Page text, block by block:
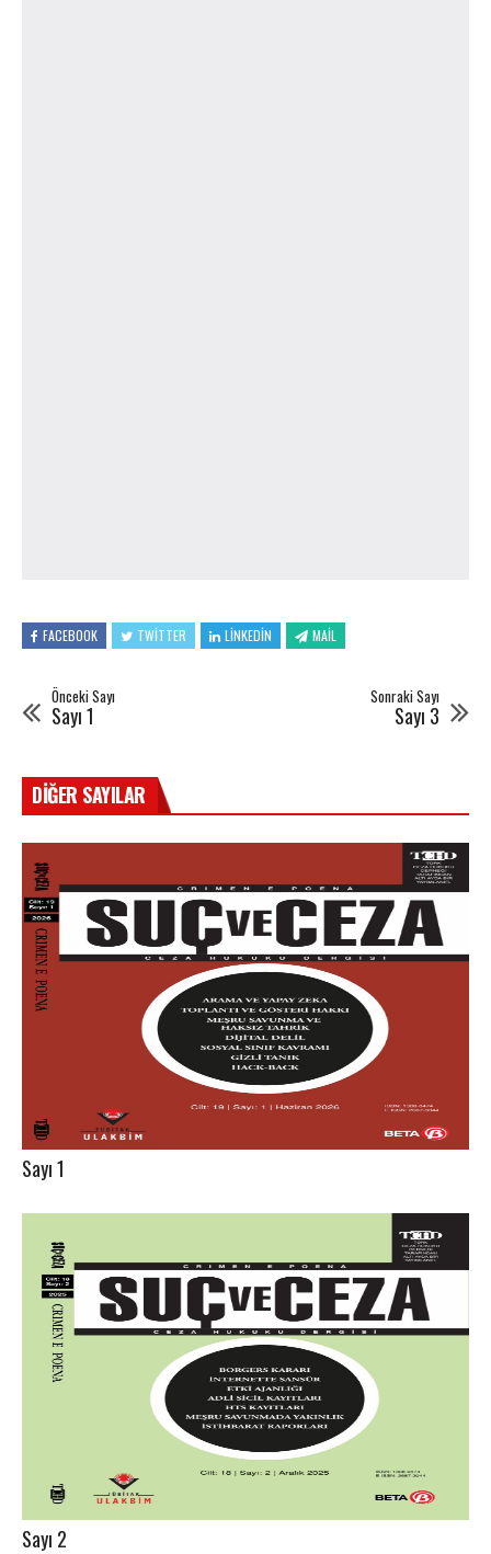
FACEBOOK TWITTER LINKEDIN MAIL
Önceki Sayı
Sayı 1
Sonraki Sayı
Sayı 3
DIĞER SAYILAR
Sayı 1
Sayı 2